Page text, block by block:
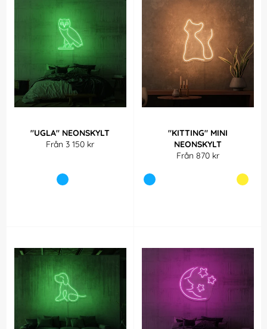
"UGLA" NEONSKYLT
Från 3 150 kr
"KITTING" MINI
NEONSKYLT
Från 870 kr